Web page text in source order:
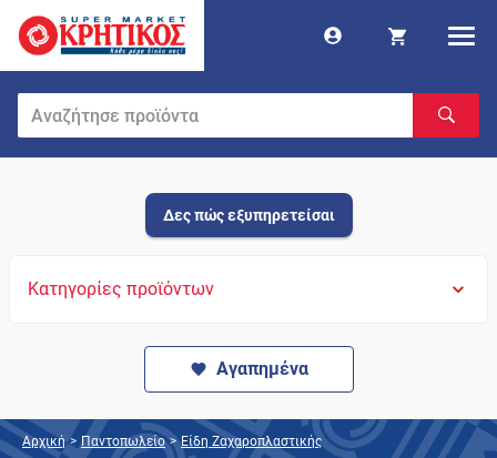
Δες πώς εξυπηρετείσαι
Κατηγορίες προϊόντων
Αγαπημένα
Αρχική > Παντοπωλείο > Είδη Ζαχαροπλαστικής